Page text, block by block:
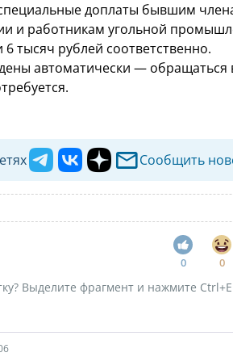
доплаты бывшим
и работникам угольной
тысяч рублей соответственно.
автоматически —
Сообщить
0 0
Выделите фрагмент и нажмите